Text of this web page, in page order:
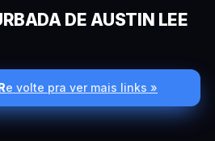
DE AUSTIN LEE
e volte pra ver mais links »